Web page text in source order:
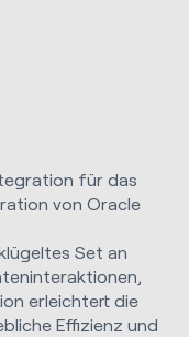
für das
von Oracle
Set an
erleichtert die
Effizienz und